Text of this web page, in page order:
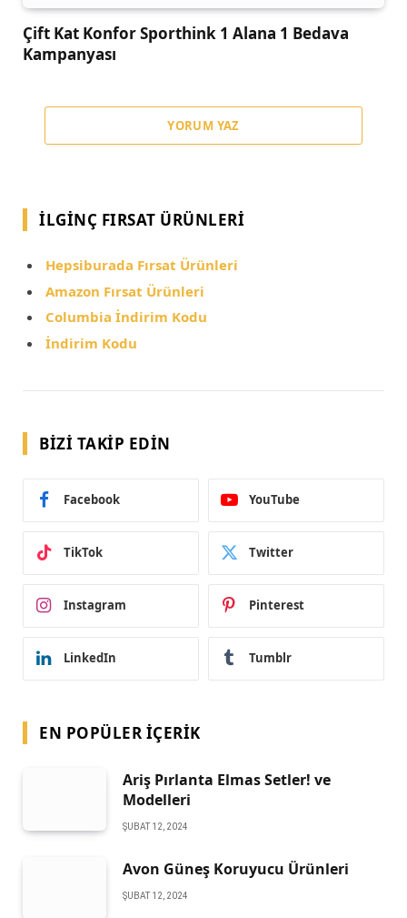
Çift Kat Konfor Sporthink 1 Alana 1 Bedava
Kampanyası
YORUM YAZ
İLGINÇ FIRSAT ÜRÜNLERI
Hepsiburada Fırsat Ürünleri
Amazon Fırsat Ürünleri
Columbia İndirim Kodu
İndirim Kodu
BIZI TAKIP EDIN
Facebook YouTube
TikTok Twitter
Instagram Pinterest
LinkedIn Tumblr
EN POPÜLER İÇERIK
Ariş Pırlanta Elmas Setler! ve
Modelleri
ŞUBAT 12, 2024
Avon Güneş Koruyucu Ürünleri
ŞUBAT 12, 2024